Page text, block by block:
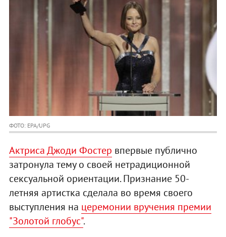
ФОТО: EPA/UPG
Актриса Джоди Фостер впервые публично
затронула тему о своей нетрадиционной
сексуальной ориентации. Признание 50-
летняя артистка сделала во время своего
выступления на церемонии вручения премии
"Золотой глобус".